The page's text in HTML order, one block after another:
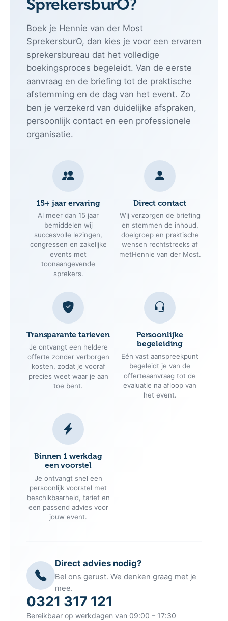
Boek je Hennie van der Most
SprekersburO, dan kies je voor een ervaren
sprekersbureau dat het volledige
boekingsproces begeleidt. Van de eerste
aanvraag en de briefing tot de praktische
afstemming en de dag van het event. Zo
ben je verzekerd van duidelijke afspraken,
persoonlijk contact en een professionele
organisatie.
15+ jaar ervaring
Al meer dan 15 jaar
bemiddelen wij
succesvolle lezingen,
congressen en zakelijke
events met
toonaangevende
sprekers.
Direct contact
Wij verzorgen de briefing
en stemmen de inhoud,
doelgroep en praktische
wensen rechtstreeks af
metHennie van der Most.
Transparante tarieven
Je ontvangt een heldere
offerte zonder verborgen
kosten, zodat je vooraf
precies weet waar je aan
toe bent.
Persoonlijke
begeleiding
Eén vast aanspreekpunt
begeleidt je van de
offerteaanvraag tot de
evaluatie na afloop van
het event.
Binnen 1 werkdag
een voorstel
Je ontvangt snel een
persoonlijk voorstel met
beschikbaarheid, tarief en
een passend advies voor
jouw event.
Direct advies nodig?
Bel ons gerust. We denken graag met je
mee.
0321 317 121
Bereikbaar op werkdagen van 09:00 – 17:30